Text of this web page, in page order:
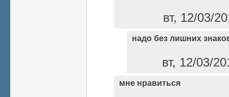
вт, 12/03/
надо без лишних
вт, 12/03/
мне нравиться